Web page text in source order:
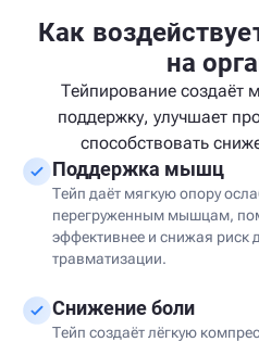
Как
на
Тейпирование создаёт
поддержку, улучшает
способствовать
Поддержка мышц
Тейп даёт мягкую опору
перегруженным мышцам,
эффективнее и снижая риск
травматизации.
Снижение боли
Тейп создаёт лёгкую